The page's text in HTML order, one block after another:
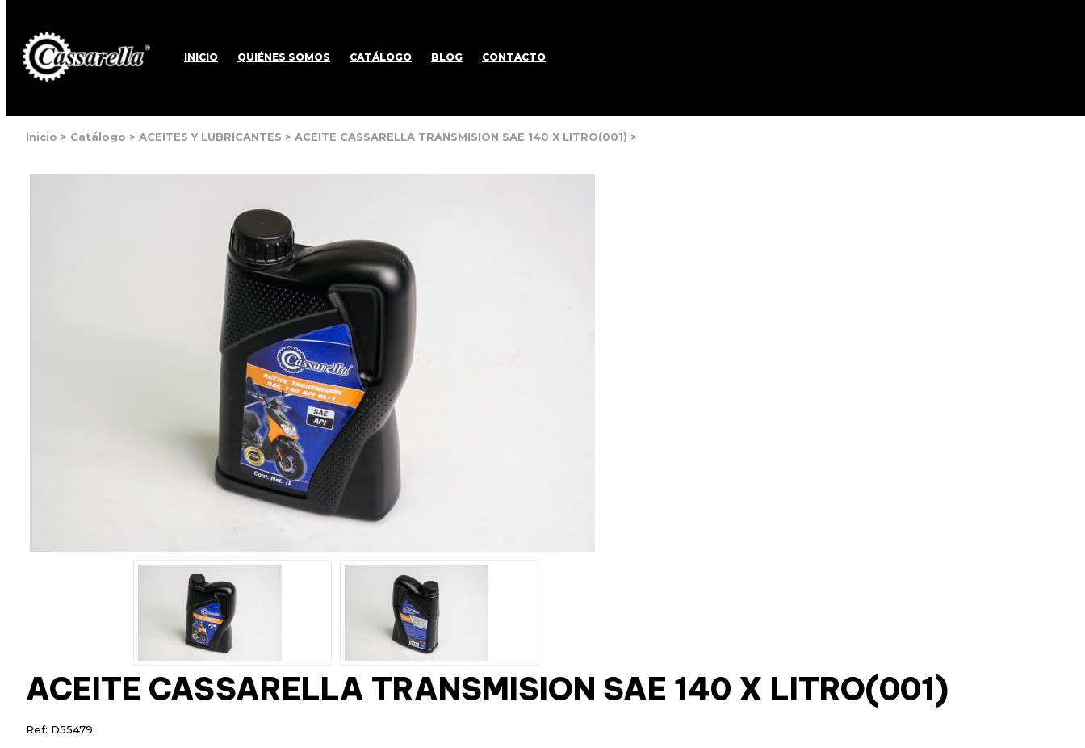
INICIO QUIÉNES SOMOS CATÁLOGO BLOG CONTACTO
Inicio > Catálogo > ACEITES Y LUBRICANTES > ACEITE CASSARELLA TRANSMISION SAE 140 X LITRO(001) >
ACEITE CASSARELLA TRANSMISION SAE 140 X LITRO(001)
Ref: D55479